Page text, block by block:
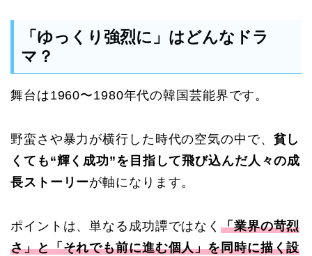
「ゆっくり強烈に」はどんなドラ
マ？
舞台は1960〜1980年代の韓国芸能界です。
野蛮さや暴力が横行した時代の空気の中で、 貧し
くても“輝く成功”を目指して飛び込んだ人々の成
長ストーリーが軸になります。
ポイントは、単なる成功譚ではなく「業界の苛烈
さ」と「それでも前に進む個人」を同時に描く設